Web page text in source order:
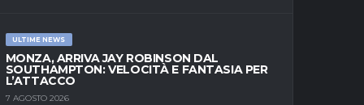
ULTIME NEWS
MONZA, ARRIVA JAY ROBINSON DAL
SOUTHAMPTON: VELOCITÀ E FANTASIA PER
L’ATTACCO
7 AGOSTO 2026